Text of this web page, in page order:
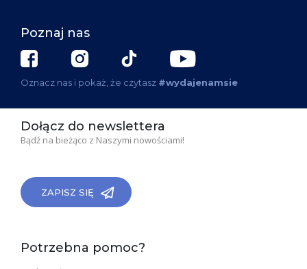
Poznaj nas
Oznacz nas i pokaż, że czytasz #wydajenamsie
Dołącz do newslettera
Bądź na bieżąco z Naszymi nowościami!
ZAPISZ SIĘ
Potrzebna pomoc?